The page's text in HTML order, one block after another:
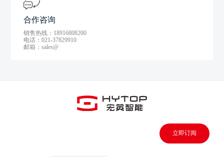
合作咨询
销售热线：18916808200
电话：021-37829910
邮箱：sales@
立即订阅